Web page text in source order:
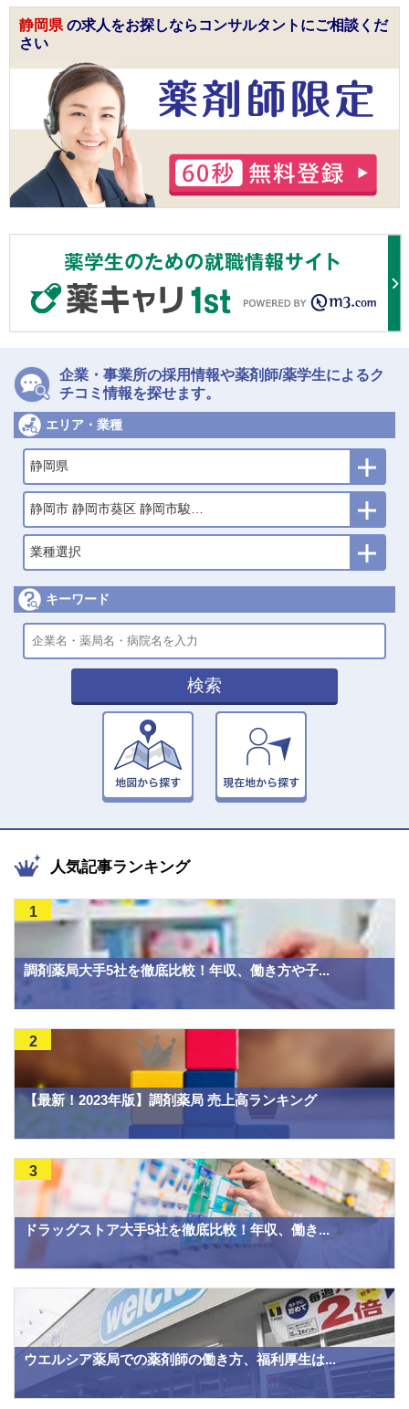
静岡県 の求人をお探しならコンサルタントにご相談くだ
さい
企業・事業所の採用情報や薬剤師/薬学生によるク
チコミ情報を探せます。
エリア・業種
静岡県
静岡市 静岡市葵区 静岡市駿河区 静岡市清水区
業種選択
キーワード
検索
人気記事ランキング
調剤薬局大手5社を徹底比較！年収、働き方や子...
1
【最新！2023年版】調剤薬局 売上高ランキング
2
ドラッグストア大手5社を徹底比較！年収、働き...
3
ウエルシア薬局での薬剤師の働き方、福利厚生は...